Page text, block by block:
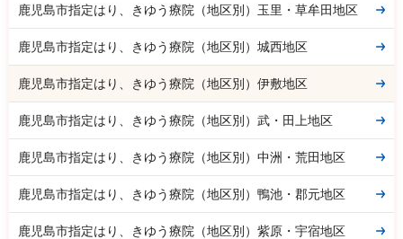
鹿児島市指定はり、きゆう療院（地区別）玉里・草牟田地区
鹿児島市指定はり、きゆう療院（地区別）城西地区
鹿児島市指定はり、きゆう療院（地区別）伊敷地区
鹿児島市指定はり、きゆう療院（地区別）武・田上地区
鹿児島市指定はり、きゆう療院（地区別）中洲・荒田地区
鹿児島市指定はり、きゆう療院（地区別）鴨池・郡元地区
鹿児島市指定はり、きゆう療院（地区別）紫原・宇宿地区